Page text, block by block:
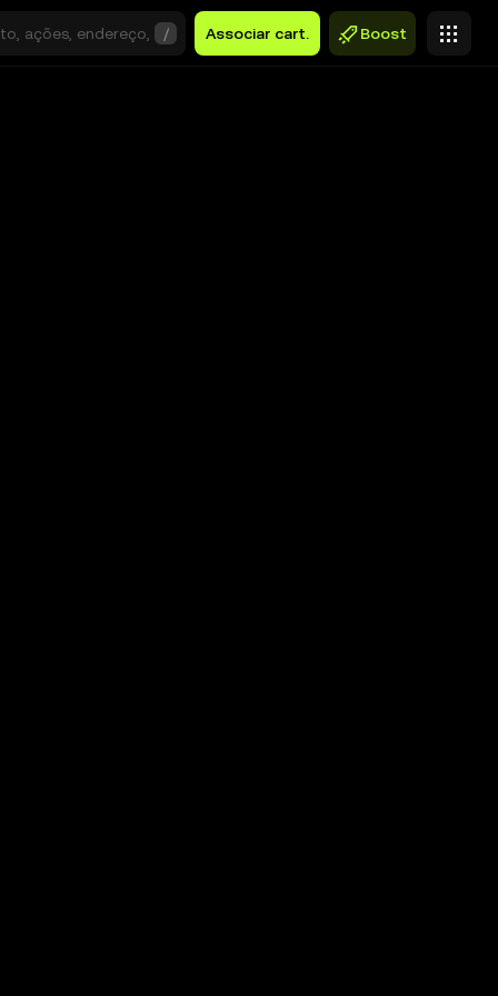
/ Associar cart. Boost